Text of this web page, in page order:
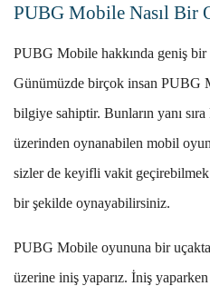
PUBG Mobile Nasıl Bir
PUBG Mobile hakkında geniş
Günümüzde birçok insan PUBG
bilgiye sahiptir. Bunların yanı
üzerinden oynanabilen mobil
sizler de keyifli vakit
bir şekilde oynayabilirsiniz.
PUBG Mobile oyununa bir
üzerine iniş yaparız. İniş